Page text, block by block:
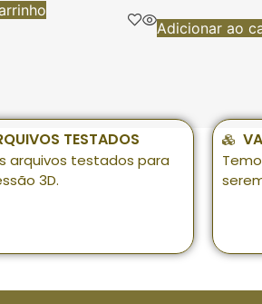
Adicionar ao
TESTADOS
arquivos testados para
3D.